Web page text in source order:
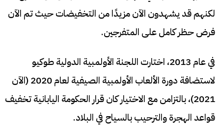
لكنهم قد يشهدون الآن مزيدًا من التخفيضات حيث تم الآن
فرض حظر كامل على المتفرجين.
في عام 2013، اختارت اللجنة الأولمبية الدولية طوكيو
لاستضافة دورة الألعاب الأولمبية الصيفية لعام 2020 (الآن
2021)، بالتزامن مع الاختيار كان قرار الحكومة اليابانية تخفيف
قواعد الهجرة والترحيب بالسياح في البلاد.